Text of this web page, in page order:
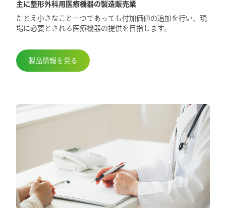
2025.5.29
第98回日本整形外科学会学術総会に出展
しました
主に整形外科用医療機器の製造販売業
たとえ小さなこと一つであっても付加価値の追加を行い、現
場に必要とされる医療機器の提供を目指します。
製品情報を見る